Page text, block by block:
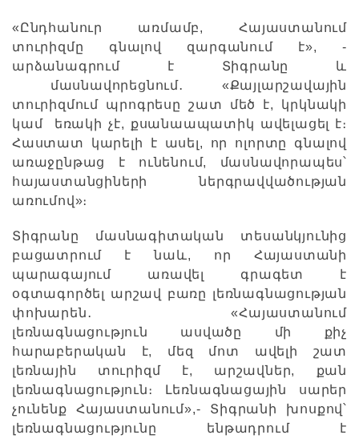
«Ընդհանուր առմամբ, Հայաստանում
տուրիզմը գնալով զարգանում է», -
արձանագրում է Տիգրանը և
մասնավորեցնում․ «Քայլարշավային
տուրիզմում պրոգրեսը շատ մեծ է, կրկնակի
կամ եռակի չէ, քսանաապատիկ ավելացել է։
Հաստատ կարելի է ասել, որ ոլորտը գնալով
առաջընթաց է ունենում, մասնավորապես՝
հայաստանցիների ներգրավվածության
առումով»։
Տիգրանը մասնագիտական տեսանկյունից
բացատրում է նաև, որ Հայաստանի
պարագայում առավել գրագետ է
օգտագործել արշավ բառը լեռնագնացության
փոխարեն․ «Հայաստանում
լեռնագնացություն ասվածը մի քիչ
հարաբերական է, մեզ մոտ ավելի շատ
լեռնային տուրիզմ է, արշավներ, քան
լեռնագնացություն։ Լեռնագնացային սարեր
չունենք Հայաստանում»,- Տիգրանի խոսքով՝
լեռնագնացությունը ենթադրում է